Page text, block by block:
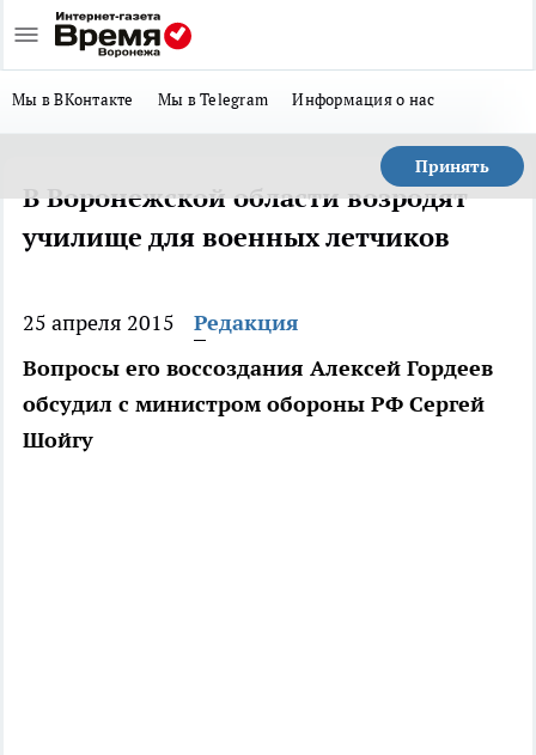
Мы в ВКонтакте Мы в Telegram Информация о нас
Принять
В Воронежской области возродят
училище для военных летчиков
25 апреля 2015
Редакция
Вопросы его воссоздания Алексей Гордеев
обсудил с министром обороны РФ Сергей
Шойгу